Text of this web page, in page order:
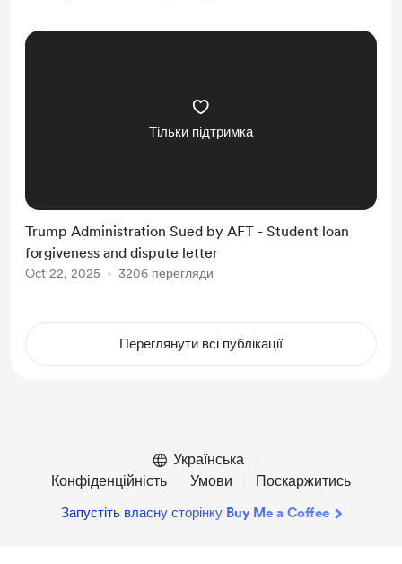
Тільки підтримка
Trump Administration Sued by AFT - Student loan
forgiveness and dispute letter
Oct 22, 2025 3206 перегляди
Переглянути всі публікації
Українська
Конфіденційність
Умови Поскаржитись
Запустіть власну сторінку Buy Me a Coffee